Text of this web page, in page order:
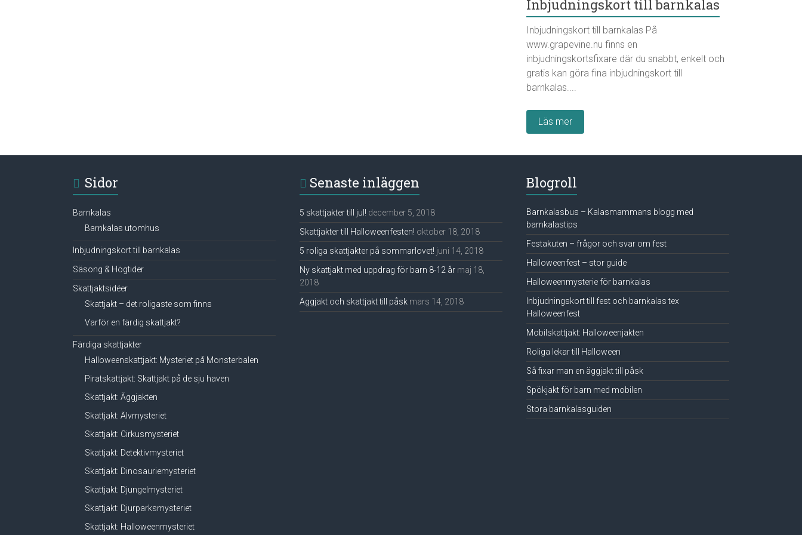
Inbjudningskort till barnkalas
Inbjudningskort till barnkalas På
www.grapevine.nu finns en
inbjudningskortsfixare där du snabbt, enkelt och
gratis kan göra fina inbjudningskort till
barnkalas....
Läs mer
Sidor
Barnkalas
Barnkalas utomhus
Inbjudningskort till barnkalas
Säsong & Högtider
Skattjaktsidéer
Skattjakt – det roligaste som finns
Varför en färdig skattjakt?
Färdiga skattjakter
Halloweenskattjakt: Mysteriet på Monsterbalen
Piratskattjakt: Skattjakt på de sju haven
Skattjakt: Äggjakten
Skattjakt: Älvmysteriet
Skattjakt: Cirkusmysteriet
Skattjakt: Detektivmysteriet
Skattjakt: Dinosauriemysteriet
Skattjakt: Djungelmysteriet
Skattjakt: Djurparksmysteriet
Skattjakt: Halloweenmysteriet
Senaste inläggen
5 skattjakter till jul! december 5, 2018
Skattjakter till Halloweenfesten! oktober 18, 2018
5 roliga skattjakter på sommarlovet! juni 14, 2018
Ny skattjakt med uppdrag för barn 8-12 år maj 18,
2018
Äggjakt och skattjakt till påsk mars 14, 2018
Blogroll
Barnkalasbus – Kalasmammans blogg med
barnkalastips
Festakuten – frågor och svar om fest
Halloweenfest – stor guide
Halloweenmysterie för barnkalas
Inbjudningskort till fest och barnkalas tex
Halloweenfest
Mobilskattjakt: Halloweenjakten
Roliga lekar till Halloween
Så fixar man en äggjakt till påsk
Spökjakt för barn med mobilen
Stora barnkalasguiden